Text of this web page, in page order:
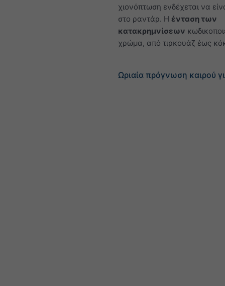
χιονόπτωση ενδέχεται να
στο ραντάρ. Η ένταση των
κατακρημνίσεων
χρώμα, από τιρκουάζ έως
Ωριαία πρόγνωση καιρού